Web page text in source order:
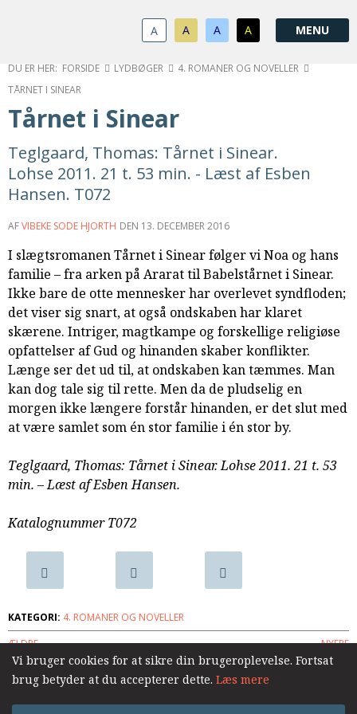
og
gå
indhold
forsiden
guide
for
tilgængelighed
1.2:
Bestyrelse
1.3:
Økonomi
1.5:
Privatlivspolitik
Vedtægter
2.0:
Nyheder
3.0:
Kalender
4.0:
Kristeligt
Lydbibliotek
til
udlån
6.0:
Bibelen
7.0:
Arrangementer
7.1:
Sommerstævne
7.2:
Nordisk
samarbejde
8.0:
Støt
KABB!
9.0:
Links
Næste
indlæg:
Uddrift Forrige
indlæg:
Tid
læhegn
A A A A
FORSIDE LYDBØGER
4. ROMANER OG NOVELLER
TÅRNET I SINEAR
Tårnet i Sinear
Teglgaard, Thomas: Tårnet i Sinear.
Lohse 2011. 21 t. 53 min. - Læst af Esben
Hansen. T072
AFVIBEKE SODE HJORTH DEN 13. DECEMBER 2016
I slægtsromanen Tårnet i Sinear følger vi Noa og hans
familie – fra arken på Ararat til Babelstårnet i Sinear.
Ikke bare de otte mennesker har overlevet syndfloden;
det viser sig snart, at også ondskaben har klaret
skærene. Intriger, magtkampe og forskellige religiøse
opfattelser af Gud og hinanden skaber konflikter.
Længe ser det ud til, at ondskaben kan tæmmes. Man
kan dog tale sig til rette. Men da de pludselig en
morgen ikke længere forstår hinanden, er det slut med
at være samlet som én stor familie i én stor by.
Teglgaard, Thomas: Tårnet i Sinear. Lohse 2011. 21 t. 53
min. – Læst af Esben Hansen.
Katalognummer T072
KATEGORI: 4. ROMANER OG NOVELLER
ÆLDRE
NYERE
Vi bruger cookies for at sikre din brugeroplevelse. Fortsat
brug betyder at du accepterer dette. Læs mere